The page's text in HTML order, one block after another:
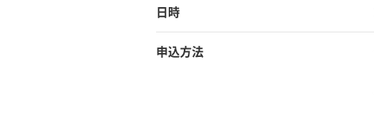
日時
申込方法